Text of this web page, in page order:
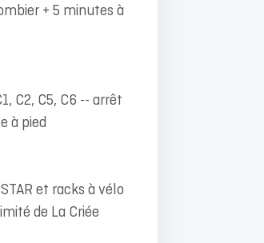
+ 5 minutes à
C2, C5, C6 -- arrêt
à pied
et racks à vélo
de La Criée